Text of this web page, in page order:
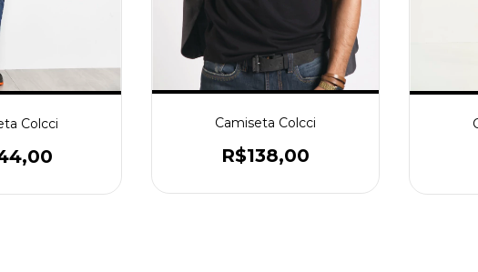
Colcci Camiseta Colcci
R$138,00